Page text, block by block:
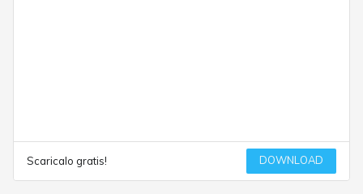
Scaricalo gratis! DOWNLOAD